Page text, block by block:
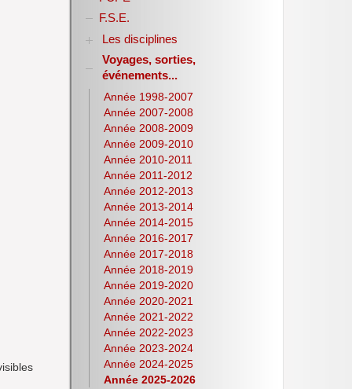
Année scolaire 2019-2020
F.S.E.
Les disciplines
Allemand
Anglais
Sciences Economiques et Sociales
E.P.S.
Espagnol
Histoire-Géographie
Italien
Lettres
Latin
Mathématiques
NSI
Philosophie
Pix
Physique-Chimie
Notices d’utilisation de
logiciels
Olympiades nationales de la
chimie
S.T.M.G.
S.N.T.
S.V.T
Voyages, sorties,
événements...
Année 1998-2007
Année 2007-2008
Année 2008-2009
Année 2009-2010
Année 2010-2011
Année 2011-2012
Année 2012-2013
Année 2013-2014
Année 2014-2015
Année 2016-2017
Année 2017-2018
Année 2018-2019
Année 2019-2020
Année 2020-2021
Année 2021-2022
Année 2022-2023
Année 2023-2024
Année 2024-2025
Année 2025-2026